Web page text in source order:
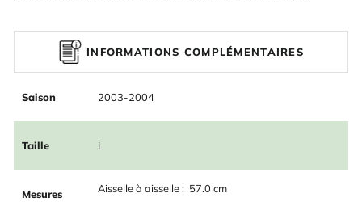
INFORMATIONS COMPLÉMENTAIRES
Saison 2003-2004
Taille L
Mesures
Aisselle à aisselle : 57.0 cm